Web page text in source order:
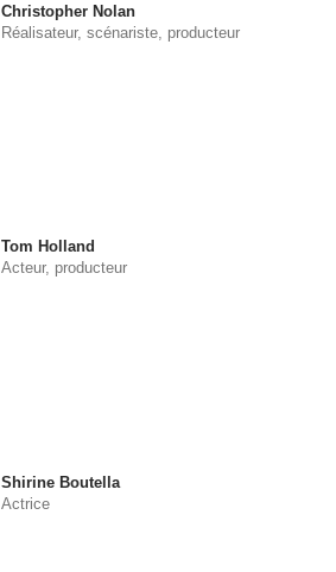
Christopher Nolan
Réalisateur, scénariste, producteur
Tom Holland
Acteur, producteur
Shirine Boutella
Actrice